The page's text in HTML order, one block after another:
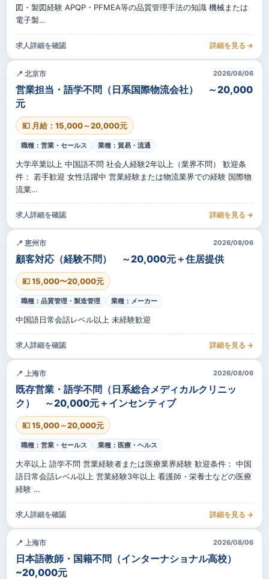
図・製図経験 APQP・PFMEA等の品質管理手法の知識 機械または
電子製…
求人詳細を確認 詳細を見る →
📍 北京市 2026/08/06
営業担当・語学不問（日系国際物流会社） ～20,000
元
💴 月給：15,000～20,000元
職種：営業・セールス 業種：貿易・流通
大学卒業以上 中国語不問 社会人経験2年以上（業界不問） 歓迎条
件： 若手歓迎 女性活躍中 営業経験または物流業界での経験 国際物
流業…
求人詳細を確認 詳細を見る →
📍 恵州市 2026/08/06
顧客対応（経験不問） ～20,000元＋住居提供
💴 15,000〜20,000元
職種：品質管理・製造管理 業種：メーカー
中国語日常会話レベル以上 未経験歓迎
求人詳細を確認 詳細を見る →
📍 上海市 2026/08/06
既存営業・語学不問（日系総合メディカルクリニッ
ク） ～20,000元＋インセンティブ
💴 15,000～20,000元
職種：営業・セールス 業種：医療・ヘルス
大卒以上 語学不問 営業経験者または医療業界経験 歓迎条件： 中国
語日常会話レベル以上 営業経験3年以上 看護師・栄養士などの医療
経験 …
求人詳細を確認 詳細を見る →
📍 上海市 2026/08/06
日本語教師・国籍不問（インターナショナル高校）
~20,000元